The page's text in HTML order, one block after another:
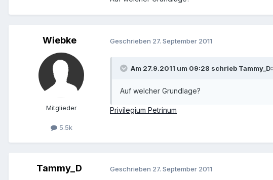
Wiebke
Mitglieder
5.5k
Geschrieben 27. September 2011
Am 27.9.2011 um 09:28 schrieb Tammy_D:
Auf welcher Grundlage?
Privilegium Petrinum
Tammy_D Geschrieben 27. September 2011